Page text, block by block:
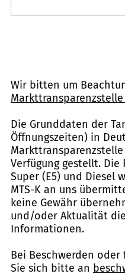
Wir bitten um
Die Grunddaten der
Öffnungszeiten) in
Verfügung gestellt. Die
Super (E5) und Diesel
MTS-K an uns
keine Gewähr
und/oder Aktualität
Informationen.
Bei Beschwerden
Sie sich bitte an